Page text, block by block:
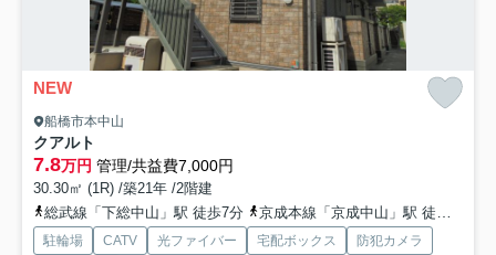
NEW
船橋市本中山
クアルト
7.8万円 管理/共益費7,000円
30.30㎡ (1R) /築21年 /2階建
総武線「下総中山」駅 徒歩7分
京成本線「京成中山」駅 徒歩4分
駐輪場 CATV 光ファイバー 宅配ボックス
防犯カメラ